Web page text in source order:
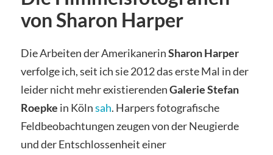
von Sharon Harper
Die Arbeiten der AmerikanerinSharon Harper
verfolge ich, seit ich sie 2012 das erste Mal in der
leider nicht mehr existierendenGalerie Stefan
Roepke in Kölnsah. Harpers fotografische
Feldbeobachtungen zeugen von der Neugierde
und der Entschlossenheit einer